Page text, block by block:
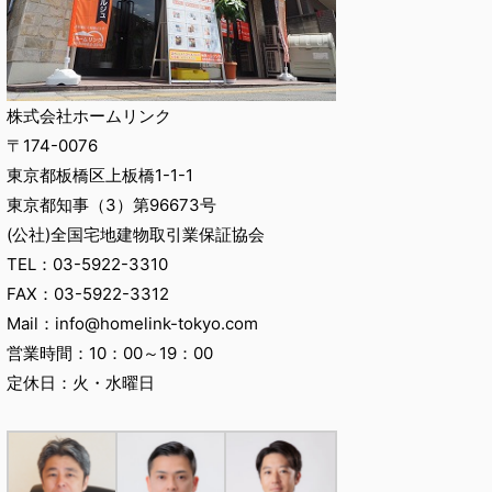
株式会社ホームリンク
〒174-0076
東京都板橋区上板橋1-1-1
東京都知事（3）第96673号
(公社)全国宅地建物取引業保証協会
TEL：03-5922-3310
FAX：03-5922-3312
Mail：info@homelink-tokyo.com
営業時間：10：00～19：00
定休日：火・水曜日